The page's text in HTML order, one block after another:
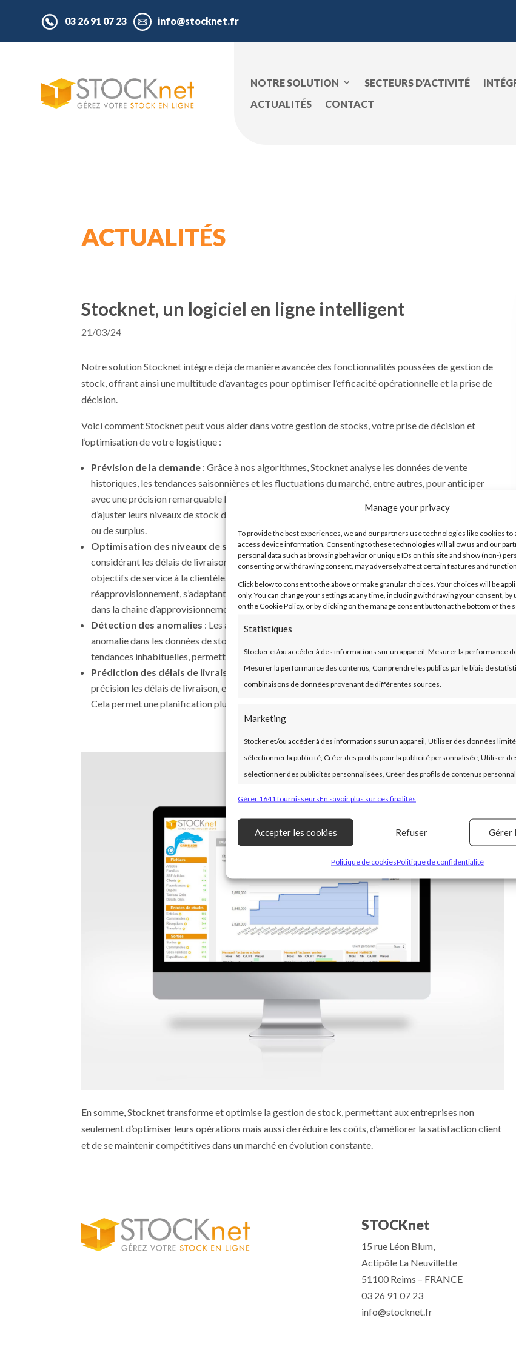
Manage your privacy
To provide the best experiences, we and our partners use technologies like cookies to
access device information. Consenting to these technologies will allow us and our
personal data such as browsing behavior or unique IDs on this site and show (non-)
consenting or withdrawing consent, may adversely affect certain features and
Click below to consent to the above or make granular choices. Your choices will be
only. You can change your settings at any time, including withdrawing your consent, by
on the Cookie Policy, or by clicking on the manage consent button at the bottom of the
Statistiques
Stocker et/ou accéder à des informations sur un appareil, Mesurer la performance
Mesurer la performance des contenus, Comprendre les publics par le biais de
combinaisons de données provenant de différentes sources.
Marketing
Stocker et/ou accéder à des informations sur un appareil, Utiliser des données
sélectionner la publicité, Créer des profils pour la publicité personnalisée, Utiliser
sélectionner des publicités personnalisées, Créer des profils de contenus
Features
Mettre en correspondance et combiner des données à partir d’autres sources de
données, Relier différents appareils, Identifier les appareils en fonction des
informations transmises automatiquement.
Utiliser des données de géolocalisation précises.
Assurer la sécurité, prévenir et détecter la fraude et réparer les
Enregistrer et communiquer les choix en matière de confidentialité.
Gérer 1641 fournisseursEn savoir plus sur ces finalités
Accepter les cookies Refuser Gérer
Politique de cookiesPolitique de confidentialité
03 26 91 07 23 info@stocknet.fr
NOTRE SOLUTION SECTEURS D’ACTIVITÉ
ACTUALITÉS
CONTACT
ACTUALITÉS
Stocknet, un logiciel en ligne intelligent
21/03/24
Notre solution Stocknet intègre déjà de manière avancée des fonctionnalités poussées de gestion de
stock, offrant ainsi une multitude d’avantages pour optimiser l’efficacité opérationnelle et la prise de
décision.
Voici comment Stocknet peut vous aider dans votre gestion de stocks, votre prise de décision et
l’optimisation de votre logistique :
Prévision de la demande : Grâce à nos algorithmes, Stocknet analyse les données de vente
historiques, les tendances saisonnières et les fluctuations du marché, entre autres, pour anticiper
avec une précision remarquable la demande future. Cette fonctionnalité permet aux entreprises
d’ajuster leurs niveaux de stock de manière proactive, réduisant ainsi le risque de ruptures de stock
ou de surplus.
Optimisation des niveaux de stock: Stocknet détermine les niveaux de stock idéaux en
considérant les délais de livraison, les coûts de stockage, les taux de rotation des stocks et les
objectifs de service à la clientèle. Notre logiciel ajuste automatiquement les quantités de
réapprovisionnement, s’adaptant dynamiquement aux prévisions de demande et aux changements
dans la chaîne d’approvisionnement.
Détection des anomalies : Les algorithmes avancés de Stocknet identifient rapidement toute
anomalie dans les données de stock, telles que les erreurs de saisie, les disparités dues au vol, ou les
tendances inhabituelles, permettant une intervention rapide pour garantir l’intégrité des stocks.
Prédiction des délais de livraison
: Notre solution utilise des modèles prédictifs pour estimer avec
précision les délais de livraison, en tenant compte des données de la chaîne d’approvisionnement.
Cela permet une planification plus efficace des opérations.
En somme, Stocknet transforme et optimise la gestion de stock, permettant aux entreprises non
seulement d’optimiser leurs opérations mais aussi de réduire les coûts, d’améliorer la satisfaction client
et de se maintenir compétitives dans un marché en évolution constante.
STOCKnet
15 rue Léon Blum,
Actipôle La Neuvillette
51100 Reims – FRANCE
03 26 91 07 23
info@stocknet.fr